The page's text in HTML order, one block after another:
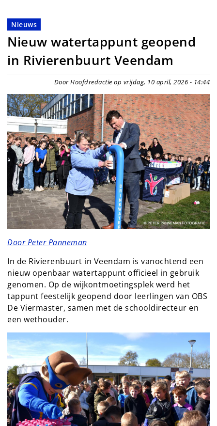
Nieuws
Nieuw watertappunt geopend
in Rivierenbuurt Veendam
Door Hoofdredactie op vrijdag, 10 april, 2026 - 14:44
Door Peter Panneman
In de Rivierenbuurt in Veendam is vanochtend een
nieuw openbaar watertappunt officieel in gebruik
genomen. Op de wijkontmoetingsplek werd het
tappunt feestelijk geopend door leerlingen van OBS
De Viermaster, samen met de schooldirecteur en
een wethouder.